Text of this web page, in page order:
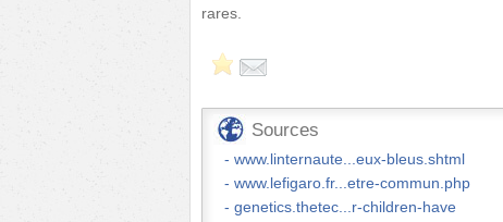
rares.
Sources
www.linternaute...eux-bleus.shtml
www.lefigaro.fr...etre-commun.php
genetics.thetec...r-children-have